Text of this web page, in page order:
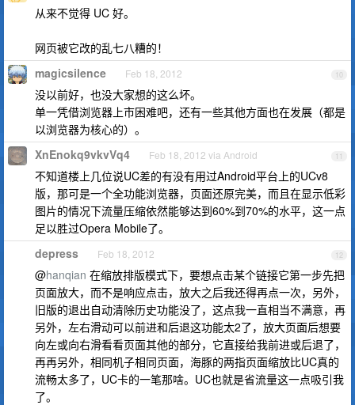
从来不觉得 UC 好。
网页被它改的乱七八糟的！
10
magicsilence Feb 18, 2012
没以前好，也没大家想的这么坏。
单一凭借浏览器上市困难吧，还有一些其他方面也在发展（都是
以浏览器为核心的）。
11
XnEnokq9vkvVq4 Feb 18, 2012 via Android
不知道楼上几位说UC差的有没有用过Android平台上的UCv8
版，那可是一个全功能浏览器，页面还原完美，而且在显示低彩
图片的情况下流量压缩依然能够达到60%到70%的水平，这一点
足以胜过Opera Mobile了。
12
depress Feb 18, 2012
@hanqian 在缩放排版模式下，要想点击某个链接它第一步先把
页面放大，而不是响应点击，放大之后我还得再点一次，另外，
旧版的退出自动清除历史功能没了，这点我一直相当不满意，再
另外，左右滑动可以前进和后退这功能太2了，放大页面后想要
向左或向右滑看看页面其他的部分，它直接给我前进或后退了，
再再另外，相同机子相同页面，海豚的两指页面缩放比UC真的
流畅太多了，UC卡的一笔那啥。UC也就是省流量这一点吸引我
了。